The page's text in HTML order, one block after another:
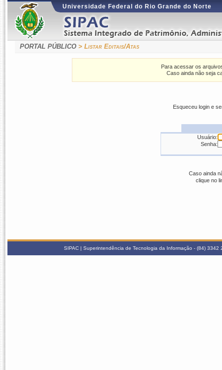
Universidade Federal do Rio Grande do Norte
PORTAL PÚBLICO > Listar Editais/Atas
Para acessar os
Caso ainda não seja
Esqueceu login e
Usuário:
Senha:
Caso ainda
clique no
SIPAC | Superintendência de Tecnologia da Informação - (84)